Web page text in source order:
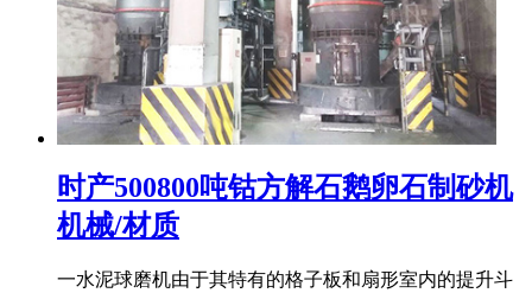
时产500800吨钴方解石鹅卵石制砂机
机械/材质
一水泥球磨机由于其特有的格子板和扇形室内的提升斗